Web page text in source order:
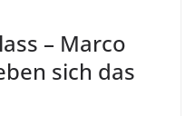
– Marco
sich das